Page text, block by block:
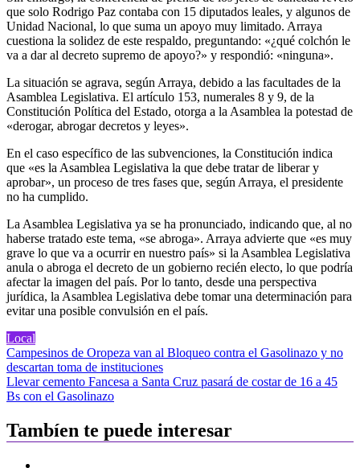
que solo Rodrigo Paz contaba con 15 diputados leales, y algunos de
Unidad Nacional, lo que suma un apoyo muy limitado. Arraya
cuestiona la solidez de este respaldo, preguntando: «¿qué colchón le
va a dar al decreto supremo de apoyo?» y respondió: «ninguna».
La situación se agrava, según Arraya, debido a las facultades de la
Asamblea Legislativa. El artículo 153, numerales 8 y 9, de la
Constitución Política del Estado, otorga a la Asamblea la potestad de
«derogar, abrogar decretos y leyes».
En el caso específico de las subvenciones, la Constitución indica
que «es la Asamblea Legislativa la que debe tratar de liberar y
aprobar», un proceso de tres fases que, según Arraya, el presidente
no ha cumplido.
La Asamblea Legislativa ya se ha pronunciado, indicando que, al no
haberse tratado este tema, «se abroga». Arraya advierte que «es muy
grave lo que va a ocurrir en nuestro país» si la Asamblea Legislativa
anula o abroga el decreto de un gobierno recién electo, lo que podría
afectar la imagen del país. Por lo tanto, desde una perspectiva
jurídica, la Asamblea Legislativa debe tomar una determinación para
evitar una posible convulsión en el país.
Local
Navegación
de
entradas
Campesinos de Oropeza van al Bloqueo contra el Gasolinazo y no
descartan toma de instituciones
Llevar cemento Fancesa a Santa Cruz pasará de costar de 16 a 45
Bs con el Gasolinazo
Tambíen te puede interesar